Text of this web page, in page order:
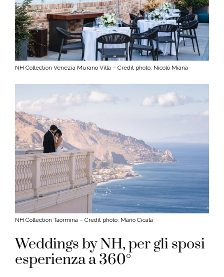
NH Collection Venezia Murano Villa – Credit photo: Nicolò Miana
NH Collection Taormina – Credit photo: Mario Cicala
Weddings by NH, per gli sposi
esperienza a 360°